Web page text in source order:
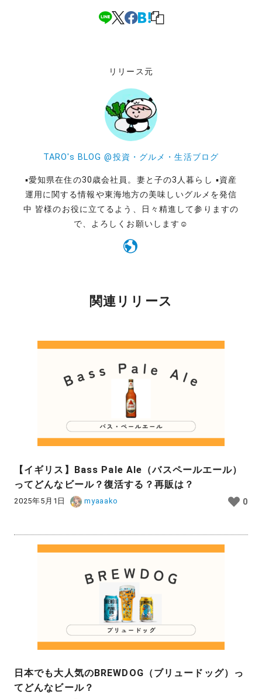
リリース元
TARO's BLOG @投資・グルメ・生活ブログ
▪️愛知県在住の30歳会社員。妻と子の3人暮らし ▪️資産
運用に関する情報や東海地方の美味しいグルメを発信
中 皆様のお役に立てるよう、日々精進して参りますの
で、よろしくお願いします☺️
関連リリース
【イギリス】Bass Pale Ale（バスペールエール）
ってどんなビール？復活する？再販は？
2025年5月1日 myaaako 0
日本でも大人気のBREWDOG（ブリュードッグ）っ
てどんなビール？